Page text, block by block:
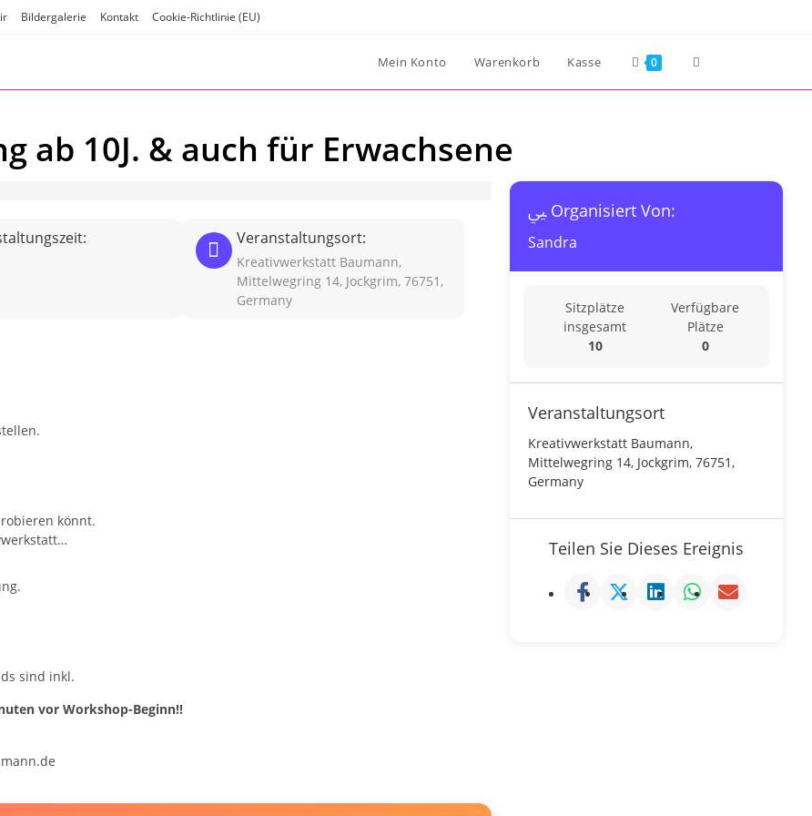
Bildergalerie Kontakt Cookie-Richtlinie (EU)
Mein Konto Warenkorb Kasse 0 Website-
ab 10J. & auch für Erwachsene
Veranstaltungsort:
Kreativwerkstatt Baumann,
Mittelwegring 14, Jockgrim, 76751,
Germany
könnt.
sind inkl.
vor Workshop-Beginn!!
Organisiert Von:
Sandra
Sitzplätze
insgesamt
10
Verfügbare
Plätze
0
Veranstaltungsort
Kreativwerkstatt Baumann,
Mittelwegring 14, Jockgrim, 76751,
Germany
Teilen Sie Dieses Ereignis